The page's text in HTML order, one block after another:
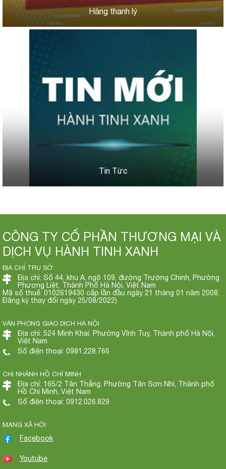
Hàng thanh lý
Tin Tức
CÔNG TY CỔ PHẦN THƯƠNG MẠI VÀ
DỊCH VỤ HÀNH TINH XANH
ĐỊA CHỈ TRỤ SỞ:
Địa chỉ: Số 44, khu A, ngõ 109, đường Trường Chinh, Phường
Phương Liệt, Thành Phố Hà Nội, Việt Nam
Mã số thuế: 0102619430 cấp lần đầu ngày 21 tháng 01 năm 2008,
Đăng ký thay đổi ngày 25/08/2022)
VĂN PHÒNG GIAO DỊCH HÀ NỘI
Địa chỉ: 524 Minh Khai, Phường Vĩnh Tuy, Thành phố Hà Nội,
Việt Nam
Số điện thoại: 0981.228.766
CHI NHÁNH HỒ CHÍ MINH
Địa chỉ: 165/2 Tân Thắng, Phường Tân Sơn Nhì, Thành phố
Hồ Chí Minh, Việt Nam
Số điện thoại: 0912.026.829
MẠNG XÃ HỘI
Facebook
Youtube